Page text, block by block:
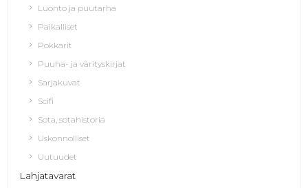
Luonto ja puutarha
Paikalliset
Pokkarit
Puuha- ja värityskirjat
Sarjakuvat
Scifi
Sota, sotahistoria
Uskonnolliset
Uutuudet
Lahjatavarat